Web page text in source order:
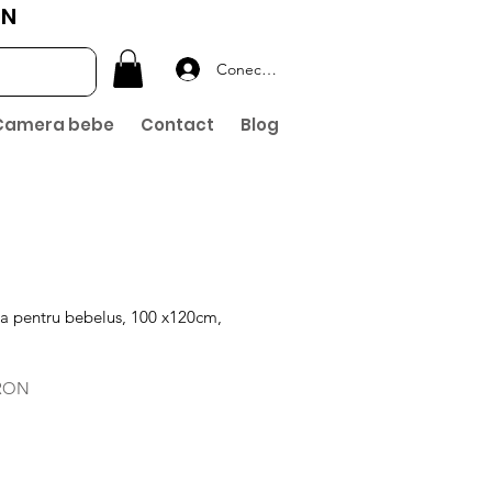
Conectează-te
bebe Contact Blog
pentru bebelus, 100 x120cm,